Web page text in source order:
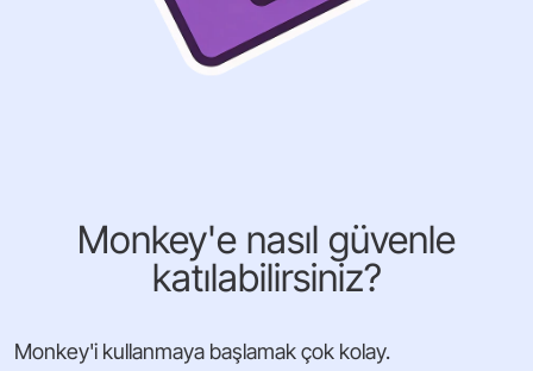
Monkey'e nasıl güvenle
katılabilirsiniz?
Monkey'i kullanmaya başlamak çok kolay.